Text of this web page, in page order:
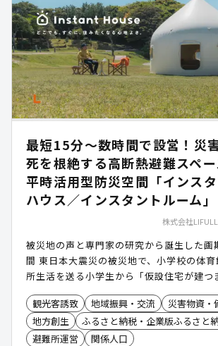
蓄電池との運用比較表や、交付金を活用し
の導入事例をご確認いただけます。
最短15分〜数時間で設営！災
死を根絶する高断熱避難スペー
平時活用型防災空間「インス
ハウス／インスタントルーム」
株式会社
被災地の声と専門家の研究から誕生した画
間 東日本大震災の被災地で、小学校の体育
所生活を送る小学生から「仮設住宅が建つ
年〜1年もかかる。こんなに寒い集団生活を
けるなんて考えられない。もっと早く建て
のかな」という一言を契機に研究が開始さ
的な空間ソリューションです。名古屋工業
観光客誘致 地域振興・交流
災害物資・
地方創生
ふるさと納税・企業版ふるさと
避難所運営
関係人口